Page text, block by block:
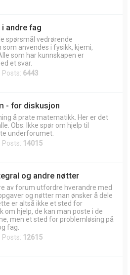
andre fag
spørsmål vedrørende
anvendes i fysikk, kjemi,
som har kunnskapen er
et svar.
6443
- for diskusjon
å prate matematikk. Her er det
Obs: Ikke spør om hjelp til
underforumet.
14015
og andre nøtter
av forum utfordre hverandre med
og nøtter man ønsker å dele
er altså ikke et sted for
om hjelp, de kan man poste i de
men et sted for problemløsing på
fag.
12615